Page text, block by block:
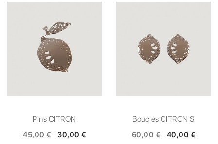
Pins CITRON
45,00 € 30,00 €
Boucles CITRON S
60,00 € 40,00 €